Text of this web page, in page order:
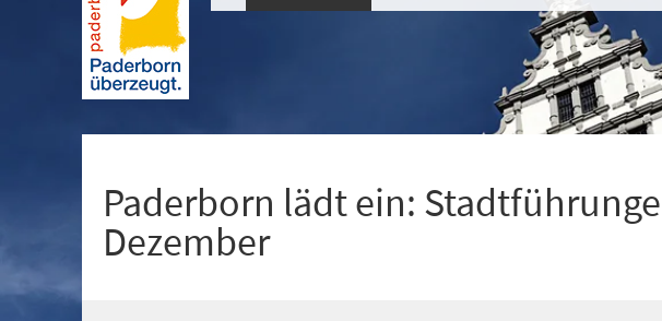
Paderborn lädt ein:
Dezember